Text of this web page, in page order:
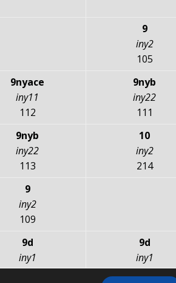
9
iny2
105
9nyace
iny11
112
9nyb
iny22
111
9nyb
iny22
113
10
iny2
214
9
iny2
109
9d
iny1
115
9d
iny1
115